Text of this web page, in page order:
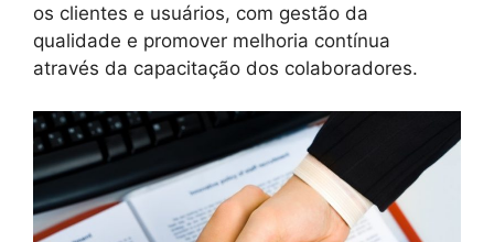
os clientes e usuários, com gestão da
qualidade e promover melhoria contínua
através da capacitação dos colaboradores.